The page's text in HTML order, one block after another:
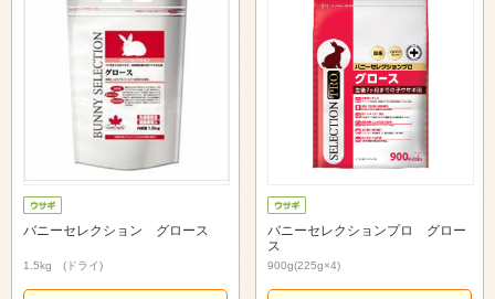
バニーセレクション グロース
1.5kg (ドライ)
バニーセレクションプロ グロー
ス
900g(225g×4)